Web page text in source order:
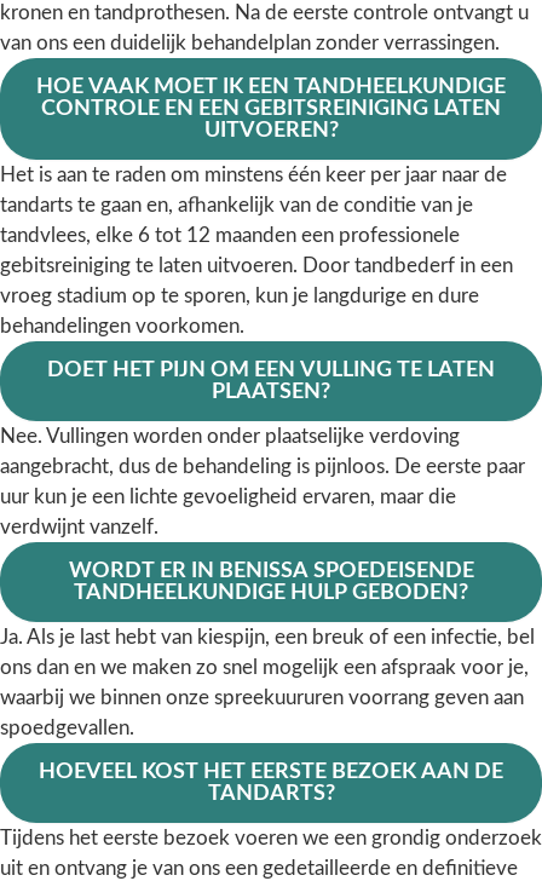
kronen en tandprothesen. Na de eerste controle ontvangt u
van ons een duidelijk behandelplan zonder verrassingen.
HOE VAAK MOET IK EEN TANDHEELKUNDIGE
CONTROLE EN EEN GEBITSREINIGING LATEN
UITVOEREN?
Het is aan te raden om minstens één keer per jaar naar de
tandarts te gaan en, afhankelijk van de conditie van je
tandvlees, elke 6 tot 12 maanden een professionele
gebitsreiniging te laten uitvoeren. Door tandbederf in een
vroeg stadium op te sporen, kun je langdurige en dure
behandelingen voorkomen.
DOET HET PIJN OM EEN VULLING TE LATEN
PLAATSEN?
Nee. Vullingen worden onder plaatselijke verdoving
aangebracht, dus de behandeling is pijnloos. De eerste paar
uur kun je een lichte gevoeligheid ervaren, maar die
verdwijnt vanzelf.
WORDT ER IN BENISSA SPOEDEISENDE
TANDHEELKUNDIGE HULP GEBODEN?
Ja. Als je last hebt van kiespijn, een breuk of een infectie, bel
ons dan en we maken zo snel mogelijk een afspraak voor je,
waarbij we binnen onze spreekuururen voorrang geven aan
spoedgevallen.
HOEVEEL KOST HET EERSTE BEZOEK AAN DE
TANDARTS?
Tijdens het eerste bezoek voeren we een grondig onderzoek
uit en ontvang je van ons een gedetailleerde en definitieve